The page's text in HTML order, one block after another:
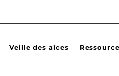
Veille des aides